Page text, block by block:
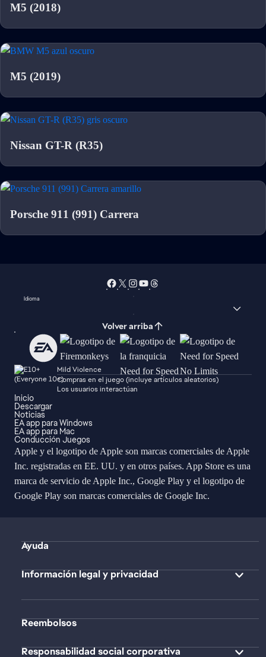
M5 (2018)
M5 (2019)
Nissan GT-R (R35)
Porsche 911 (991) Carrera
Idioma
Volver arriba
Mild Violence
Compras en el juego (incluye artículos aleatorios)
Los usuarios interactúan
Inicio
Descargar
Noticias
EA app para Windows
EA app para Mac
Conducción Juegos
Apple y el logotipo de Apple son marcas comerciales de Apple
Inc. registradas en EE. UU. y en otros países. App Store es una
marca de servicio de Apple Inc., Google Play y el logotipo de
Google Play son marcas comerciales de Google Inc.
Ayuda
Información legal y privacidad
Reembolsos
Responsabilidad social corporativa